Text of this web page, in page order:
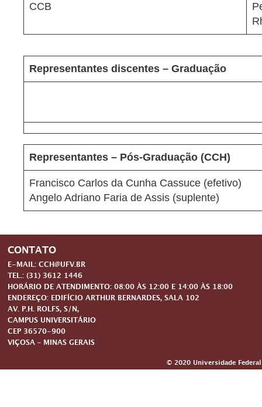
CCB
Representantes discentes – Graduação
Representantes – Pós-Graduação (CCH)
Francisco Carlos da Cunha Cassuce (efetivo)
Angelo Adriano Faria de Assis (suplente)
CONTATO
E-MAIL: CCH@UFV.BR
TEL.: (31) 3612 1446
HORÁRIO DE ATENDIMENTO: 08:00 ÀS 12:00 E 14:00 ÀS 18:00
ENDEREÇO: EDIFÍCIO ARTHUR BERNARDES, SALA 102
AV. P.H. ROLFS, S/N,
CAMPUS UNIVERSITÁRIO
CEP 36570-900
VIÇOSA – MINAS GERAIS
© 2020 Universidade